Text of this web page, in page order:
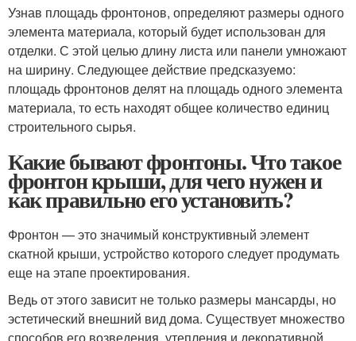
Узнав площадь фронтонов, определяют размеры одного
элемента материала, который будет использован для
отделки. С этой целью длину листа или панели умножают
на ширину. Следующее действие предсказуемо:
площадь фронтонов делят на площадь одного элемента
материала, то есть находят общее количество единиц
строительного сырья.
Какие бывают фронтоны. Что такое
фронтон крыши, для чего нужен и
как правильно его установить?
Фронтон — это значимый конструктивный элемент
скатной крыши, устройство которого следует продумать
еще на этапе проектирования.
Ведь от этого зависит не только размеры мансарды, но
эстетический внешний вид дома. Существует множество